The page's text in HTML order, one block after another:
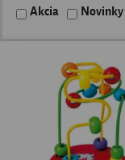
Akcia Novinky